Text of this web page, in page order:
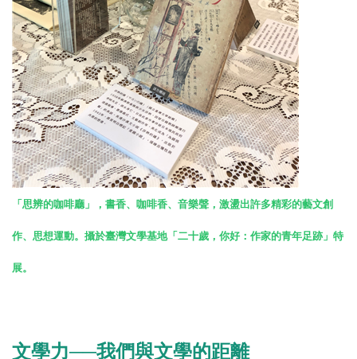
「思辨的咖啡廳」，書香、咖啡香、音樂聲，激盪出許多精彩的藝文創
作、思想運動。攝於臺灣文學基地「二十歲，你好：作家的青年足跡」特
展。
文學力──我們與文學的距離